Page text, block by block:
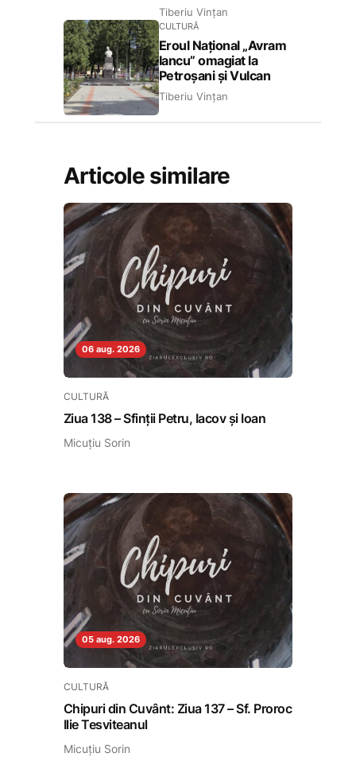
Tiberiu Vințan
CULTURĂ
Eroul Național „Avram
Iancu” omagiat la
Petroșani și Vulcan
Tiberiu Vințan
Articole similare
06 aug. 2026
CULTURĂ
Ziua 138 – Sfinții Petru, Iacov și Ioan
Micuțiu Sorin
05 aug. 2026
CULTURĂ
Chipuri din Cuvânt: Ziua 137 – Sf. Proroc
Ilie Tesviteanul
Micuțiu Sorin